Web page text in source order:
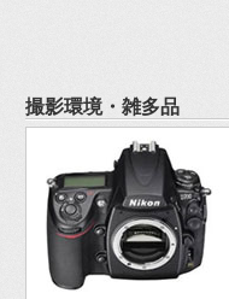
撮影環境・雑多品